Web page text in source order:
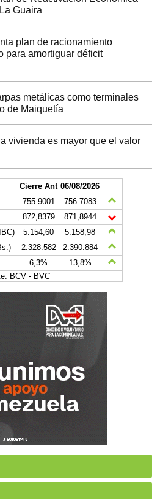
Guaira
plan de racionamiento
para amortiguar déficit
metálicas como terminales
de Maiquetía
vivienda es mayor que el valor
Cierre Ant 06/08/2026
755.9001
756.7083
872,8379
871,8944
5.154,60
5.158,98
2.328.582
2.390.884
6,3%
13,8%
BCV - BVC